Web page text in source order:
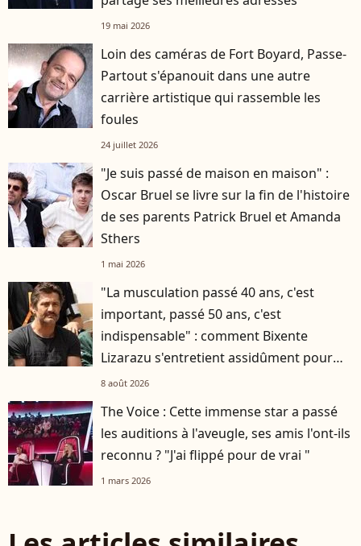
19 mai 2026
Loin des caméras de Fort Boyard, Passe-
Partout s'épanouit dans une autre
carrière artistique qui rassemble les
foules
24 juillet 2026
"Je suis passé de maison en maison" :
Oscar Bruel se livre sur la fin de l'histoire
de ses parents Patrick Bruel et Amanda
Sthers
1 mai 2026
"La musculation passé 40 ans, c'est
important, passé 50 ans, c'est
indispensable" : comment Bixente
Lizarazu s'entretient assidûment pour
rester musclé à 56 ans ?
8 août 2026
The Voice : Cette immense star a passé
les auditions à l'aveugle, ses amis l'ont-ils
reconnu ? "J'ai flippé pour de vrai "
1 mars 2026